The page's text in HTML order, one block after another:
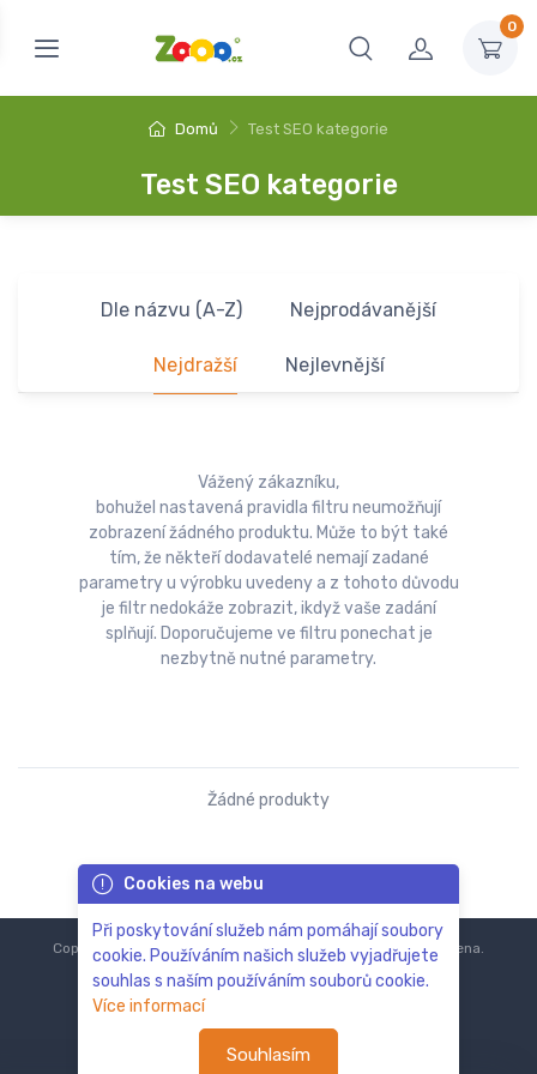
0
Domů Test SEO kategorie
Test SEO kategorie
Dle názvu (A-Z) Nejprodávanější
Nejdražší Nejlevnější
Vážený zákazníku,
bohužel nastavená pravidla filtru neumožňují
zobrazení žádného produktu. Může to být také
tím, že někteří dodavatelé nemají zadané
parametry u výrobku uvedeny a z tohoto důvodu
je filtr nedokáže zobrazit, ikdyž vaše zadání
splňují. Doporučujeme ve filtru ponechat je
nezbytně nutné parametry.
Žádné produkty
Cookies na webu
Při poskytování služeb nám pomáhají soubory
cookie. Používáním našich služeb vyjadřujete
souhlas s naším používáním souborů cookie.
Více informací
Souhlasím
Copyright © 2018-2024ZoOo.cz®Všechna práva vyhrazena.